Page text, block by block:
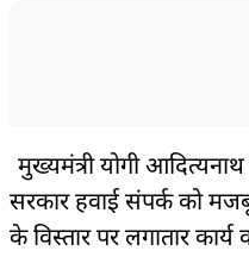
मुख्यमंत्री योगी
सरकार हवाई संपर्क को
के विस्तार पर लगातार